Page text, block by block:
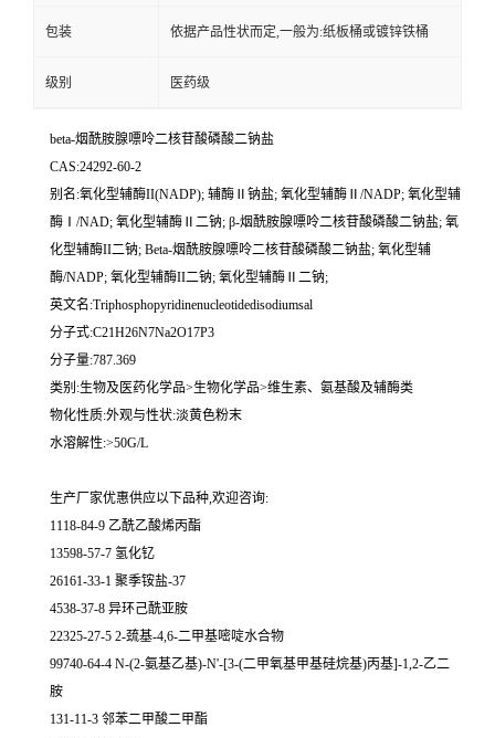
包装 依据产品性状而定,一般为:纸板桶或镀锌铁桶
级别 医药级
beta-烟酰胺腺嘌呤二核苷酸磷酸二钠盐
CAS:24292-60-2
别名:氧化型辅酶II(NADP); 辅酶Ⅱ钠盐; 氧化型辅酶Ⅱ/NADP; 氧化型辅
酶Ⅰ/NAD; 氧化型辅酶Ⅱ二钠; β-烟酰胺腺嘌呤二核苷酸磷酸二钠盐; 氧
化型辅酶II二钠; Beta-烟酰胺腺嘌呤二核苷酸磷酸二钠盐; 氧化型辅
酶/NADP; 氧化型辅酶II二钠; 氧化型辅酶Ⅱ二钠;
英文名:Triphosphopyridinenucleotidedisodiumsal
分子式:C21H26N7Na2O17P3
分子量:787.369
类别:生物及医药化学品>生物化学品>维生素、氨基酸及辅酶类
物化性质:外观与性状:淡黄色粉末
水溶解性:>50G/L
生产厂家优惠供应以下品种,欢迎咨询:
1118-84-9 乙酰乙酸烯丙酯
13598-57-7 氢化钇
26161-33-1 聚季铵盐-37
4538-37-8 异环己酰亚胺
22325-27-5 2-巯基-4,6-二甲基嘧啶水合物
99740-64-4 N-(2-氨基乙基)-N'-[3-(二甲氧基甲基硅烷基)丙基]-1,2-乙二
胺
131-11-3 邻苯二甲酸二甲酯